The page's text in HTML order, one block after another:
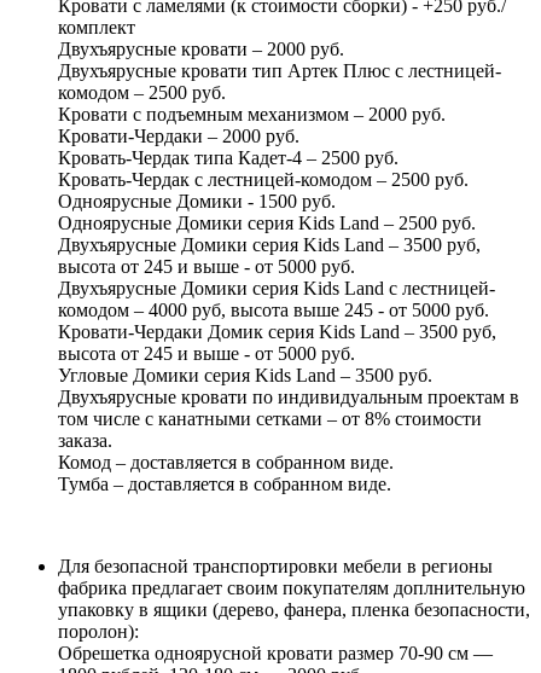
Кровати с ламелями (к стоимости сборки) - +250 руб./
комплект
Двухъярусные кровати – 2000 руб.
Двухъярусные кровати тип Артек Плюс с лестницей-
комодом – 2500 руб.
Кровати с подъемным механизмом – 2000 руб.
Кровати-Чердаки – 2000 руб.
Кровать-Чердак типа Кадет-4 – 2500 руб.
Кровать-Чердак с лестницей-комодом – 2500 руб.
Одноярусные Домики - 1500 руб.
Одноярусные Домики серия Kids Land – 2500 руб.
Двухъярусные Домики серия Kids Land – 3500 руб,
высота от 245 и выше - от 5000 руб.
Двухъярусные Домики серия Kids Land с лестницей-
комодом – 4000 руб, высота выше 245 - от 5000 руб.
Кровати-Чердаки Домик серия Kids Land – 3500 руб,
высота от 245 и выше - от 5000 руб.
Угловые Домики серия Kids Land – 3500 руб.
Двухъярусные кровати по индивидуальным проектам в
том числе с канатными сетками – от 8% стоимости
заказа.
Комод – доставляется в собранном виде.
Тумба – доставляется в собранном виде.
Для безопасной транспортировки мебели в регионы
фабрика предлагает своим покупателям доплнительную
упаковку в ящики (дерево, фанера, пленка безопасности,
поролон):
Обрешетка одноярусной кровати размер 70-90 см —